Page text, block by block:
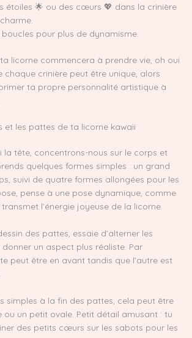
étoiles 🌟 ou des cœurs 💖 dans la crinière
pour plus de dynamisme.
licorne commencera à prendre vie, oh oui
chaque crinière peut être unique, alors
ta propre personnalité artistique à
et les pattes de ta licorne kawaii
la tête, concentrons-nous sur le corps et
quelques formes simples : un grand
suivi de quatre formes allongées pour les
pense à une pose dynamique, comme
l’énergie joyeuse de la licorne.
des pattes, essaie d’alterner les
un aspect plus réaliste. Par
peut être en avant tandis que l’autre est
simples à la fin des pattes, cela peut être
ou un petit ovale. Petit détail amusant : tu
des petits cœurs sur les sabots pour les